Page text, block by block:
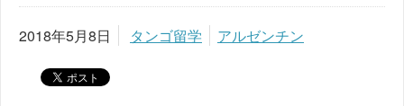
2018年5月8日 タンゴ留学 アルゼンチン